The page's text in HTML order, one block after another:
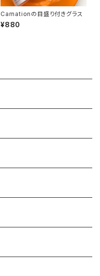
Carnationの目盛り付きグラス
¥880